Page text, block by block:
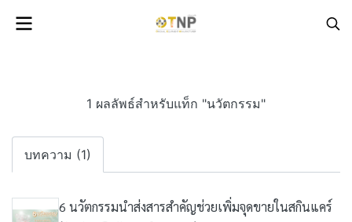
1 ผลลัพธ์สำหรับแท็ก "นวัตกรรม"
บทความ (1)
6 นวัตกรรมนำส่งสารสำคัญช่วยเพิ่มจุดขายในสกินแคร์